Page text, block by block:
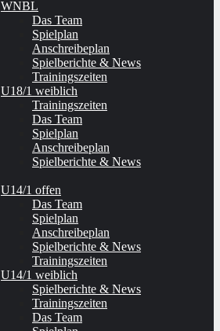
WNBL
Das Team
Spielplan
Anschreibeplan
Spielberichte & News
Trainingszeiten
U18/1 weiblich
Trainingszeiten
Das Team
Spielplan
Anschreibeplan
Spielberichte & News
U14/1 offen
Das Team
Spielplan
Anschreibeplan
Spielberichte & News
Trainingszeiten
U14/1 weiblich
Spielberichte & News
Trainingszeiten
Das Team